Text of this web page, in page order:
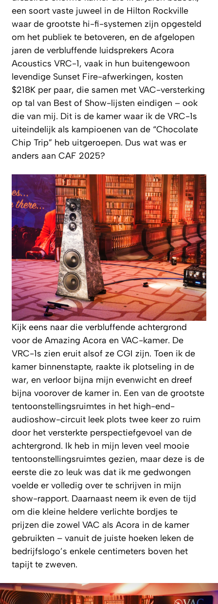
een soort vaste juweel in de Hilton Rockville
waar de grootste hi-fi-systemen zijn opgesteld
om het publiek te betoveren, en de afgelopen
jaren de verbluffende luidsprekers Acora
Acoustics VRC-1, vaak in hun buitengewoon
levendige Sunset Fire-afwerkingen, kosten
$218K per paar, die samen met VAC-versterking
op tal van Best of Show-lijsten eindigen – ook
die van mij. Dit is de kamer waar ik de VRC-1s
uiteindelijk als kampioenen van de “Chocolate
Chip Trip” heb uitgeroepen. Dus wat was er
anders aan CAF 2025?
Kijk eens naar die verbluffende achtergrond
voor de Amazing Acora en VAC-kamer. De
VRC-1s zien eruit alsof ze CGI zijn. Toen ik de
kamer binnenstapte, raakte ik plotseling in de
war, en verloor bijna mijn evenwicht en dreef
bijna voorover de kamer in. Een van de grootste
tentoonstellingsruimtes in het high-end-
audioshow-circuit leek plots twee keer zo ruim
door het versterkte perspectiefgevoel van de
achtergrond. Ik heb in mijn leven veel mooie
tentoonstellingsruimtes gezien, maar deze is de
eerste die zo leuk was dat ik me gedwongen
voelde er volledig over te schrijven in mijn
show-rapport. Daarnaast neem ik even de tijd
om die kleine heldere verlichte bordjes te
prijzen die zowel VAC als Acora in de kamer
gebruikten – vanuit de juiste hoeken leken de
bedrijfslogo’s enkele centimeters boven het
tapijt te zweven.